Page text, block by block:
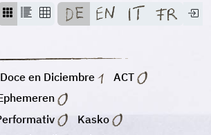
Doce en Diciembre
ACT
Kasko